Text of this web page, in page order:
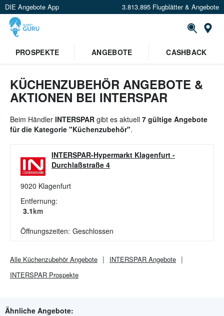
DIE Angebote App 3.813.895 Flugblätter & Angebote
Standort festlegen
PROSPEKTE ANGEBOTE CASHBACK
KÜCHENZUBEHÖR ANGEBOTE &
AKTIONEN BEI INTERSPAR
Beim Händler INTERSPAR gibt es aktuell 7 gültige Angebote
für die Kategorie "Küchenzubehör".
INTERSPAR-Hypermarkt Klagenfurt -
Durchlaßstraße 4
9020 Klagenfurt
Entfernung:
3.1km
Öffnungszeiten: Geschlossen
Alle KüchenzubehörAngebote INTERSPAR Angebote
INTERSPAR Prospekte
Ähnliche Angebote: